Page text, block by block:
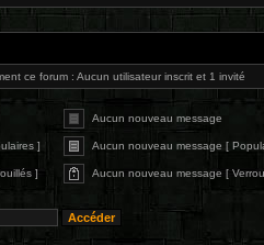
ce forum : Aucun utilisateur inscrit et 1 invité
Aucun nouveau message
] Aucun nouveau message [
] Aucun nouveau message [